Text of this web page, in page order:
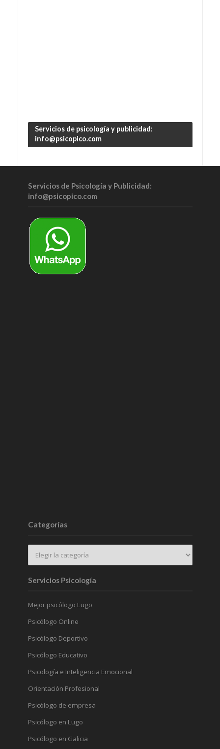
Servicios de psicología y publicidad:
info@psicopico.com
Servicios de Psicología y Publicidad:
info@psicopico.com
Categorías
Servicios Psicología
Mejor psicólogo Lugo
Psicólogo Online
Psicólogo Deportivo
Psicólogo Educativo
Psicología e Inteligencia Emocional
Orientación Profesional
Psicólogo de empresa
Psicólogo en Lugo
Psicólogo en Galicia